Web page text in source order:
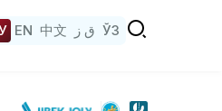
EN 中文 ق ز ЎЗ